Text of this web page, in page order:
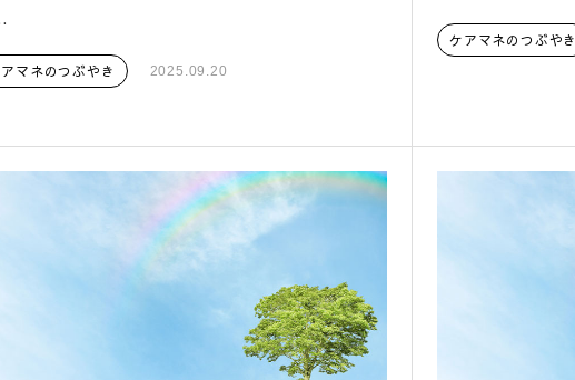
マネのつぶやき 2025.09.20
ケアマネのつぶやき